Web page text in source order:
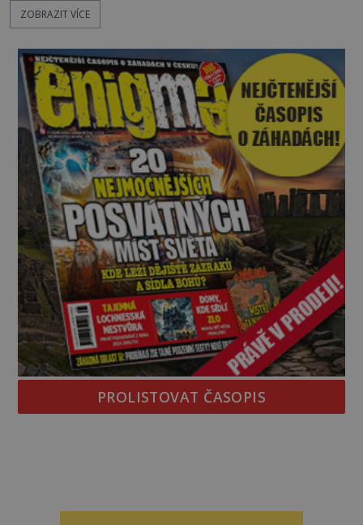
označovány jako nejděsivější na světě. Lidé bydlící
vyhýbají! Už jste o těchto lesích slyšeli? A odvážili
byste se je navštívit? [gallery ids="17
ZOBRAZIT VÍCE
PROLISTOVAT ČASOPIS